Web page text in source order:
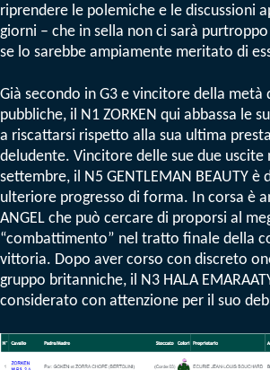
riprendere le polemiche e le discussioni
giorni – che in sella non ci sarà
se lo sarebbe ampiamente meritato di
Già secondo in G3 e vincitore della metà
pubbliche, il N1 ZORKEN qui abbassa le
a riscattarsi rispetto alla sua ultima
deludente. Vincitore delle sue due uscite
settembre, il N5 GENTLEMAN BEAUTY è
ulteriore progresso di forma. In corsa è
ANGEL che può cercare di proporsi al
“combattimento” nel tratto finale della
vittoria. Dopo aver corso con discreto
gruppo britanniche, il N3 HALA
considerato con attenzione per il suo